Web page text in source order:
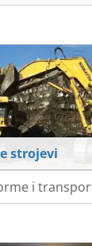
strojevi
i